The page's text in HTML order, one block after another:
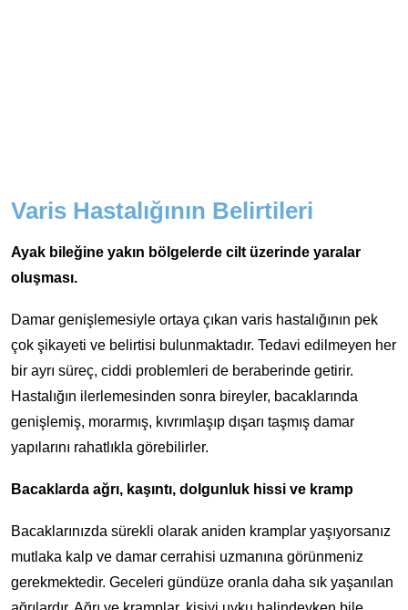
Varis Hastalığının Belirtileri
Ayak bileğine yakın bölgelerde cilt üzerinde yaralar
oluşması.
Damar genişlemesiyle ortaya çıkan varis hastalığının pek
çok şikayeti ve belirtisi bulunmaktadır. Tedavi edilmeyen her
bir ayrı süreç, ciddi problemleri de beraberinde getirir.
Hastalığın ilerlemesinden sonra bireyler, bacaklarında
genişlemiş, morarmış, kıvrımlaşıp dışarı taşmış damar
yapılarını rahatlıkla görebilirler.
Bacaklarda ağrı, kaşıntı, dolgunluk hissi ve kramp
Bacaklarınızda sürekli olarak aniden kramplar yaşıyorsanız
mutlaka kalp ve damar cerrahisi uzmanına görünmeniz
gerekmektedir. Geceleri gündüze oranla daha sık yaşanılan